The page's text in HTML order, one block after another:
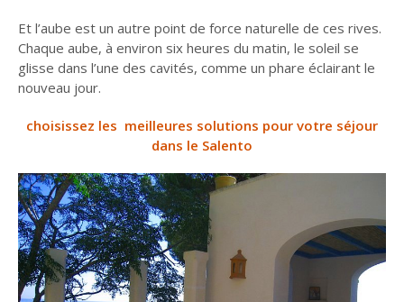
Et l’aube est un autre point de force naturelle de ces rives.
Chaque aube, à environ six heures du matin, le soleil se
glisse dans l’une des cavités, comme un phare éclairant le
nouveau jour.
choisissez les meilleures solutions pour votre séjour
dans le Salento